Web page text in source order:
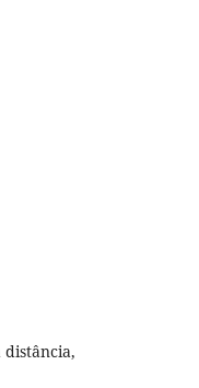
distância,